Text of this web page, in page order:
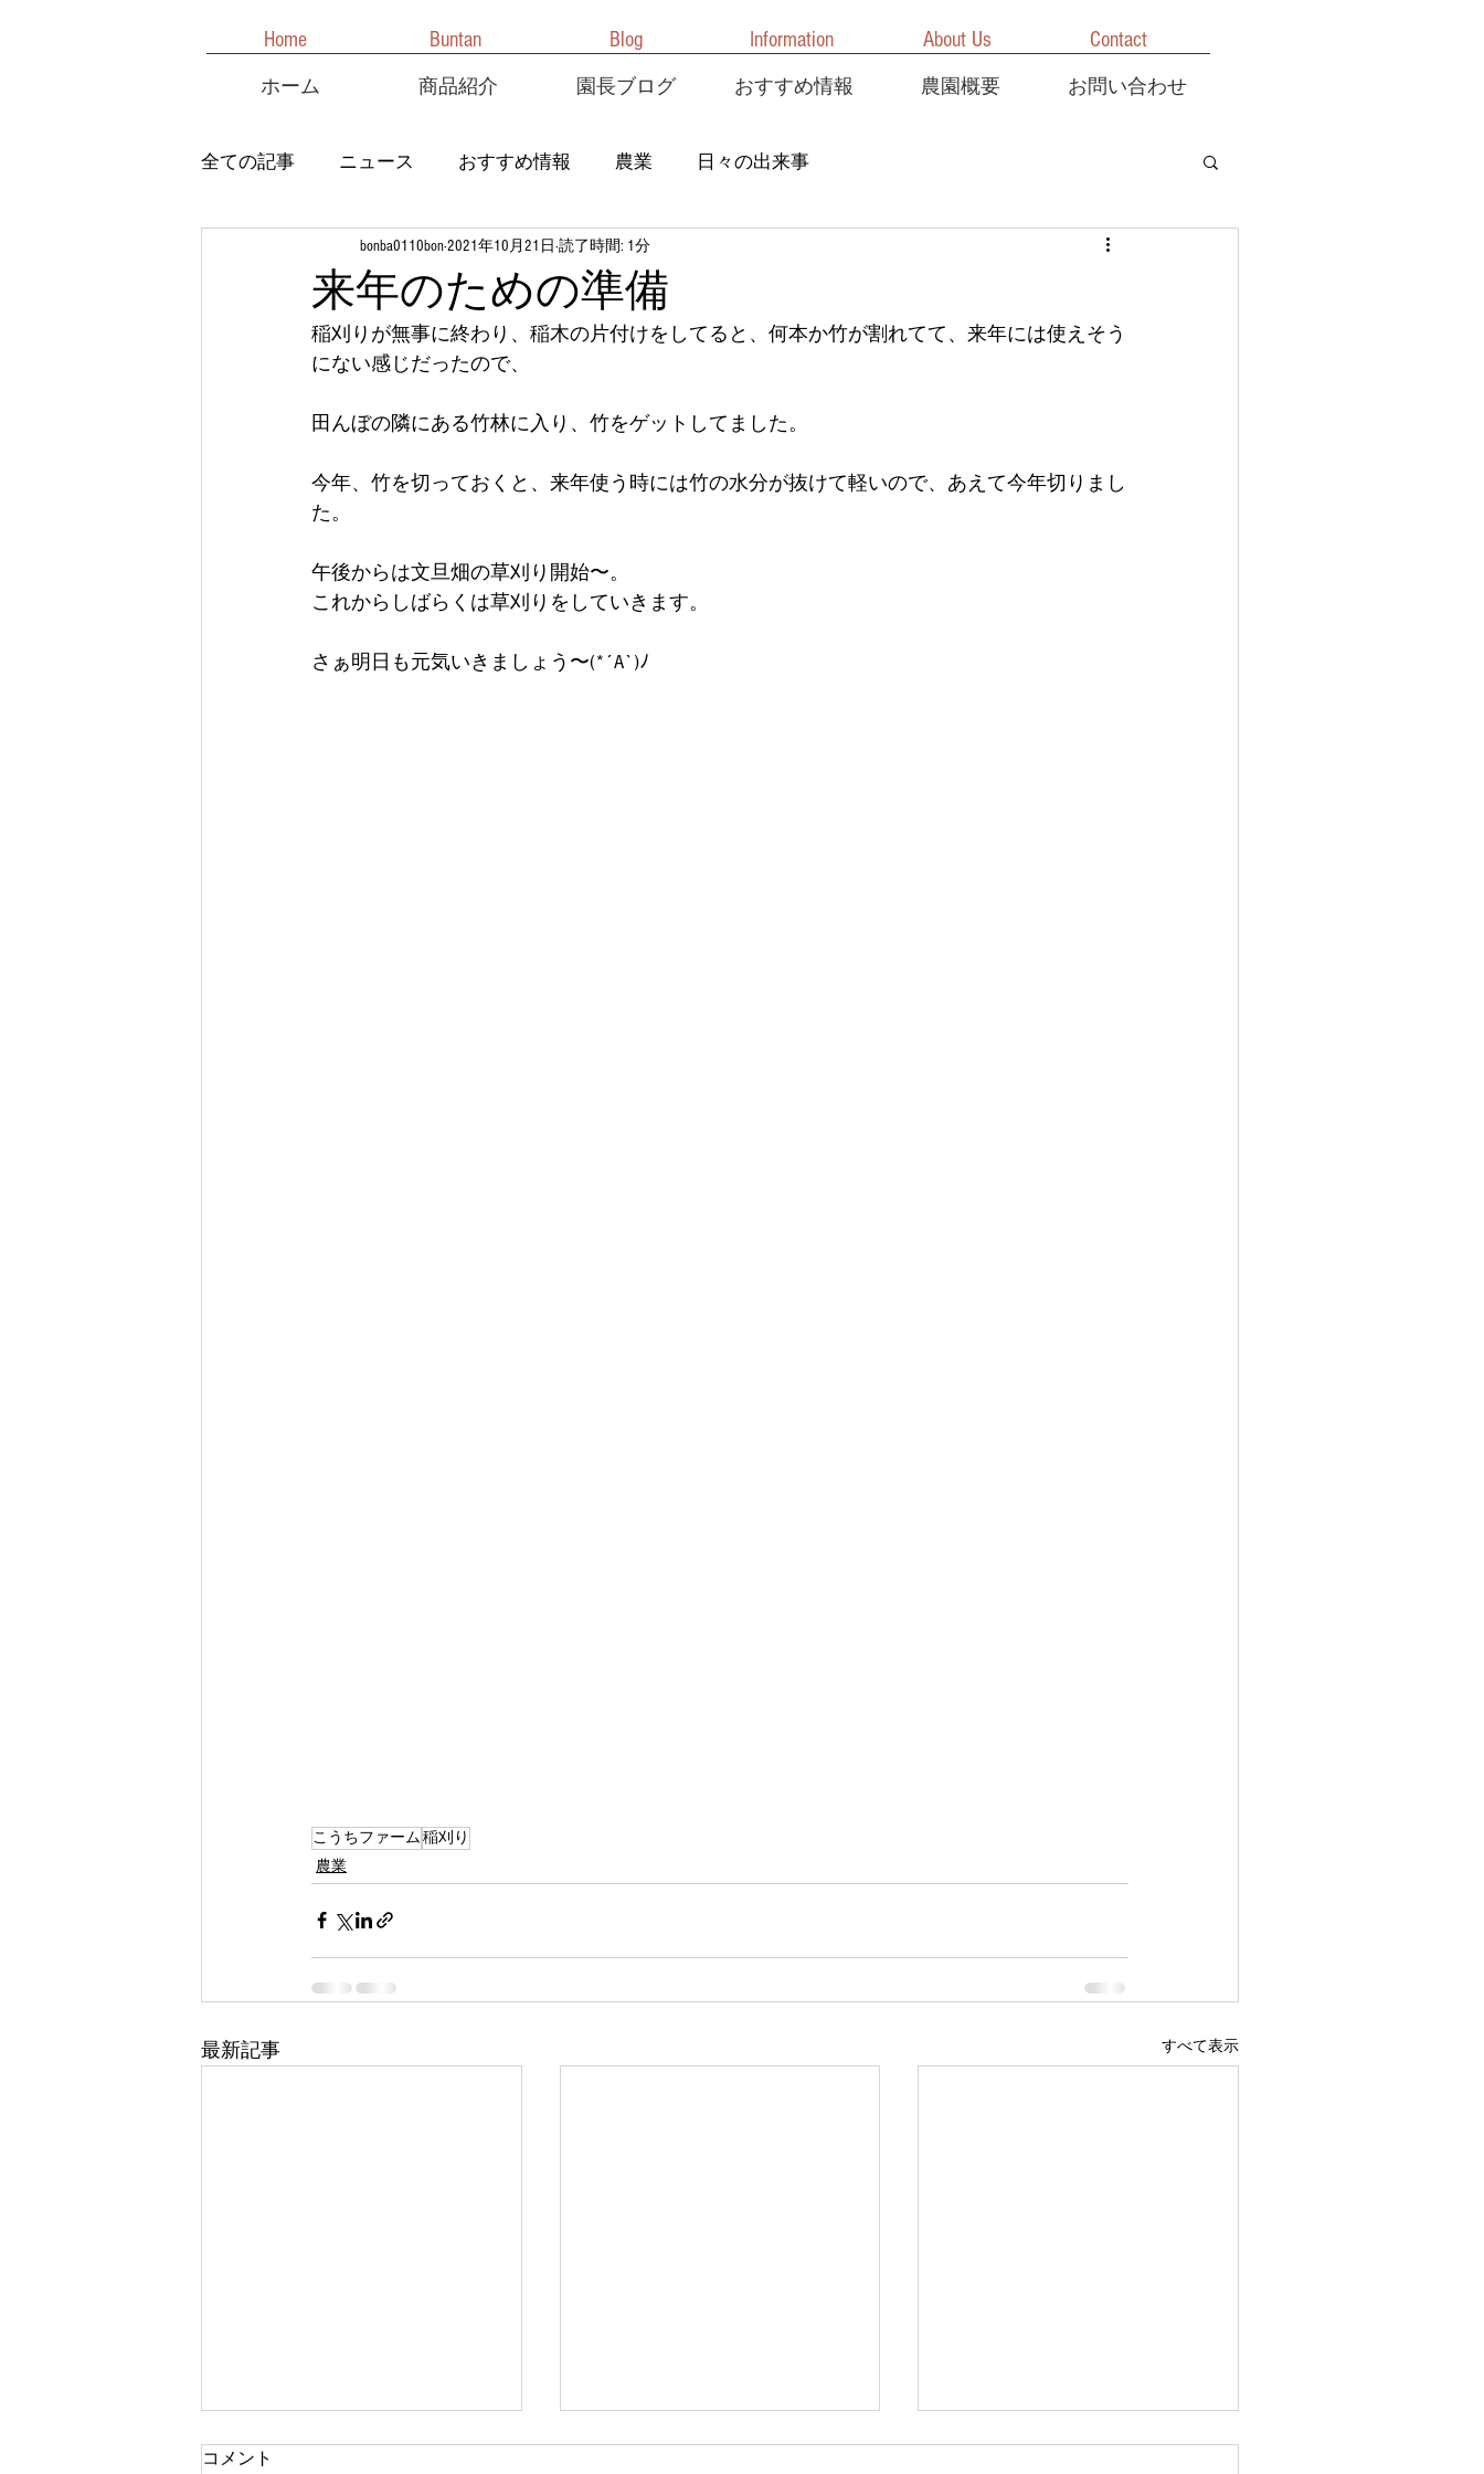
ホーム 商品紹介 園長ブログ おすすめ情報 農園概要 お問い合わせ
Home About Us
Information
Blog
Buntan Contact
全ての記事 ニュース おすすめ情報 農業 日々の出来事
来年のための準備
bonba0110bon2021年10月21日 読了時間: 1分
稲刈りが無事に終わり、稲木の片付けをしてると、何本か竹が割れてて、来年には使えそう
にない感じだったので、
田んぼの隣にある竹林に入り、竹をゲットしてました。
今年、竹を切っておくと、来年使う時には竹の水分が抜けて軽いので、あえて今年切りまし
た。
午後からは文旦畑の草刈り開始〜。
これからしばらくは草刈りをしていきます。
さぁ明日も元気いきましょう〜(*´A`)ﾉ
こうちファーム稲刈り
農業
最新記事 すべて表示
コメント